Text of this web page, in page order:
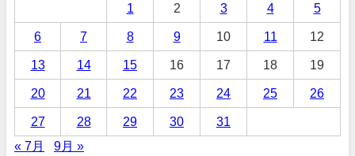
1 2 3 4 5
6 7 8 9 10 11 12
13 14 15 16 17 18 19
20 21 22 23 24 25 26
27 28 29 30
31
« 7月
9月 »